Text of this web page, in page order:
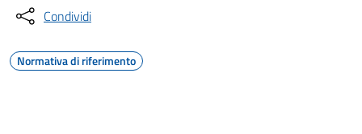
Condividi
Normativa di riferimento